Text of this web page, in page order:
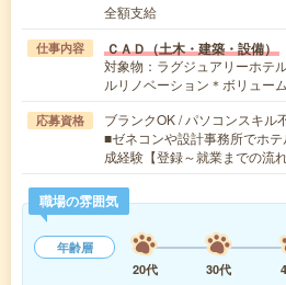
全額支給
仕事内容 ＣＡＤ（土木・建築・設備）
対象物：ラグジュアリーホテ
ルリノベーション＊ボリュー
応募資格
ブランクOK / パソコンスキル
■ゼネコンや設計事務所でホ
成経験【登録～就業までの流
職場の雰囲気
年齢層
20代
30代